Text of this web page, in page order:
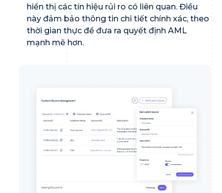
hiển thị các tín hiệu rủi ro có liên quan. Điều
này đảm bảo thông tin chi tiết chính xác, theo
thời gian thực để đưa ra quyết định AML
mạnh mẽ hơn.